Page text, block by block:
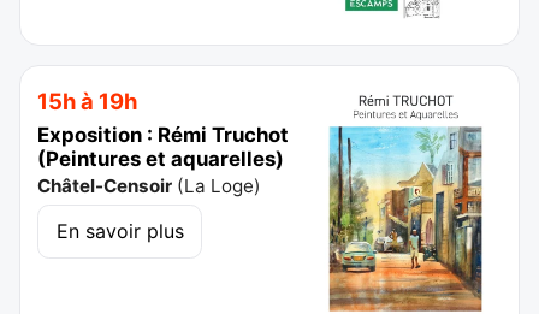
15h à 19h
Exposition : Rémi Truchot
(Peintures et aquarelles)
Châtel-Censoir (La Loge)
En savoir plus